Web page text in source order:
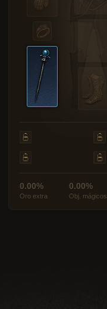
0.00%
Oro extra
0.00%
Obj. mágicos